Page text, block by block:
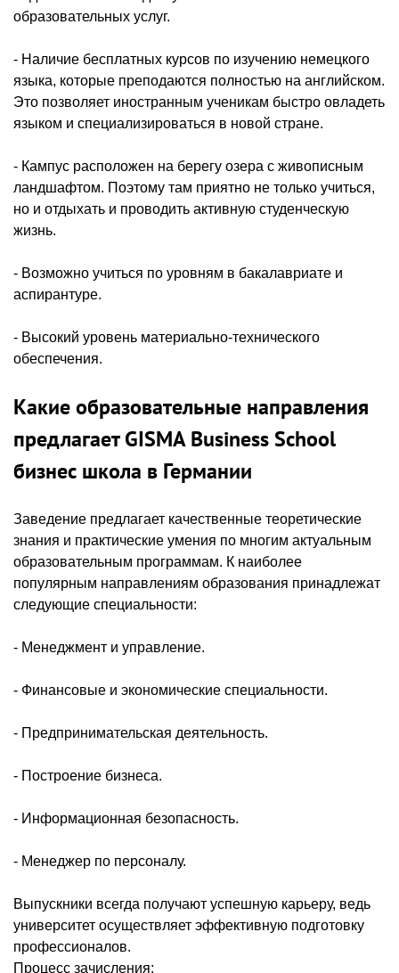
образовательных услуг.
- Наличие бесплатных курсов по изучению немецкого
языка, которые преподаются полностью на английском.
Это позволяет иностранным ученикам быстро овладеть
языком и специализироваться в новой стране.
- Кампус расположен на берегу озера с живописным
ландшафтом. Поэтому там приятно не только учиться,
но и отдыхать и проводить активную студенческую
жизнь.
- Возможно учиться по уровням в бакалавриате и
аспирантуре.
- Высокий уровень материально-технического
обеспечения.
Какие образовательные направления
предлагает GISMA Business School
бизнес школа в Германии
Заведение предлагает качественные теоретические
знания и практические умения по многим актуальным
образовательным программам. К наиболее
популярным направлениям образования принадлежат
следующие специальности:
- Менеджмент и управление.
- Финансовые и экономические специальности.
- Предпринимательская деятельность.
- Построение бизнеса.
- Информационная безопасность.
- Менеджер по персоналу.
Выпускники всегда получают успешную карьеру, ведь
университет осуществляет эффективную подготовку
профессионалов.
Процесс зачисления: